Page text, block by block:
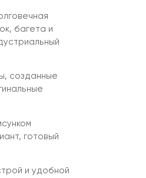
багета и
созданные
готовый
и удобной